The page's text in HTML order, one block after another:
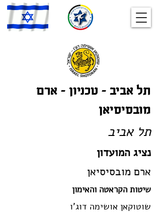
תל אביב – טכניון – ארם
מובסיסיאן
תל אביב
נציג המועדון
ארם מובסיסיאן
שיטות הקראטה והאימון
שוטוקאן אושימה דוג'ו